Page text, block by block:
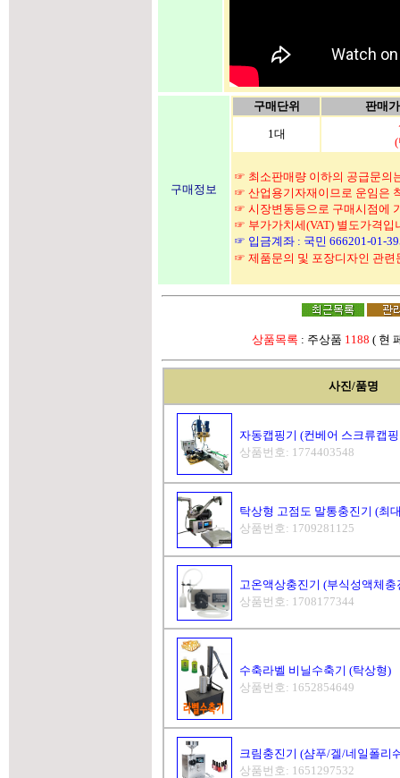
구매정보
구매단위 판매
1대
☞ 최소판매량 이하의 공급문의
☞ 산업용기자재이므로 운임은
☞ 시장변동등으로 구매시점에
☞ 부가가치세(VAT) 별도가격입
☞ 입금계좌 : 국민 666201-01-
☞ 제품문의 및 포장디자인 관
상품목록 : 주상품 1188 ( 현
사진/품명
자동캡핑기 (컨베어 스크류캡
상품번호: 1774403548
탁상형 고점도 말통충진기 (최
상품번호: 1709281125
고온액상충진기 (부식성액체
상품번호: 1708177344
수축라벨 비닐수축기 (탁상형)
상품번호: 1652854649
크림충진기 (샴푸/겔/네일폴리
상품번호: 1651297532